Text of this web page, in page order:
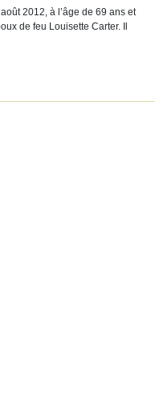
2012, à l’âge de 69 ans et
de feu Louisette Carter. Il